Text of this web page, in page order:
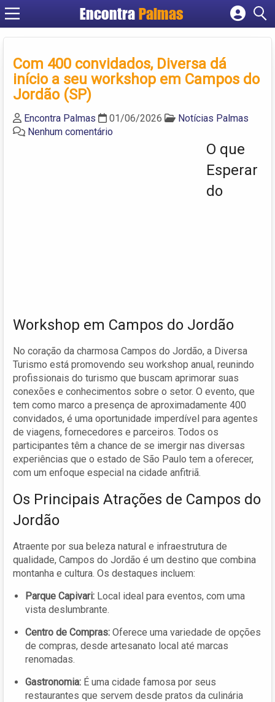
Encontra Palmas
Cadastrar empresa
Criar conta
Com 400 convidados, Diversa dá
início a seu workshop em Campos do
Jordão (SP)
Encontra Palmas 01/06/2026
Notícias Palmas
Nenhum comentário
O que
Esperar
do
Workshop em Campos do Jordão
No coração da charmosa Campos do Jordão, a Diversa
Turismo está promovendo seu workshop anual, reunindo
profissionais do turismo que buscam aprimorar suas
conexões e conhecimentos sobre o setor. O evento, que
tem como marco a presença de aproximadamente 400
convidados, é uma oportunidade imperdível para agentes
de viagens, fornecedores e parceiros. Todos os
participantes têm a chance de se imergir nas diversas
experiências que o estado de São Paulo tem a oferecer,
com um enfoque especial na cidade anfitriã.
Os Principais Atrações de Campos do
Jordão
Atraente por sua beleza natural e infraestrutura de
qualidade, Campos do Jordão é um destino que combina
montanha e cultura. Os destaques incluem:
Parque Capivari: Local ideal para eventos, com uma
vista deslumbrante.
Centro de Compras: Oferece uma variedade de opções
de compras, desde artesanato local até marcas
renomadas.
Gastronomia: É uma cidade famosa por seus
restaurantes que servem desde pratos da culinária